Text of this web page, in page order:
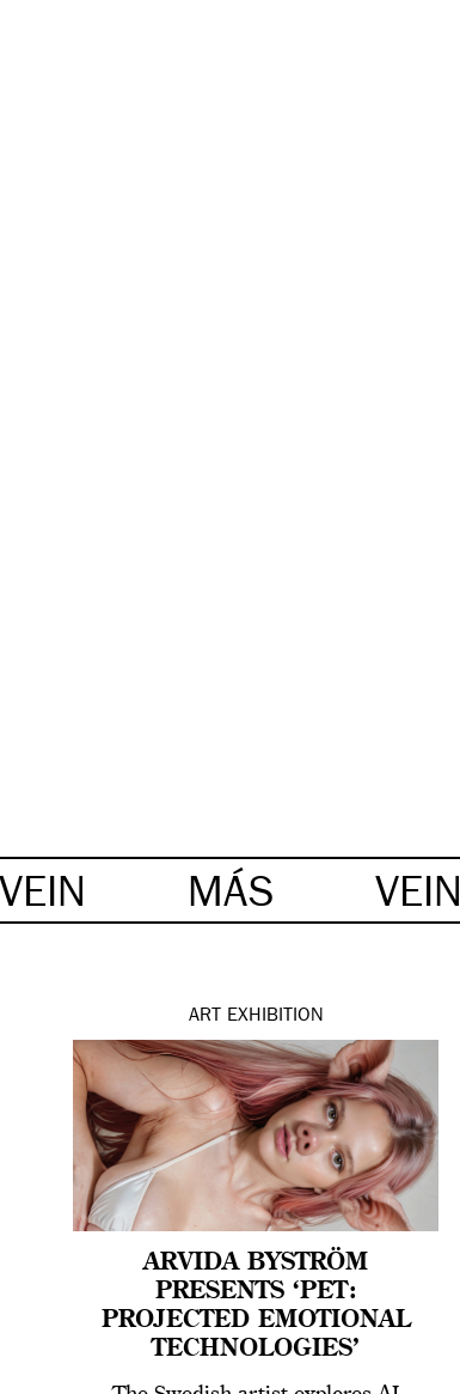
VEIN MÁS VEIN
ART EXHIBITION
ARVIDA BYSTRÖM
PRESENTS ‘PET:
PROJECTED EMOTIONAL
TECHNOLOGIES’